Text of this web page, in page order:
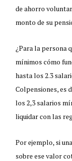
de ahorro
monto de su
¿Para la persona
mínimos cómo
hasta los 2.3
Colpensiones, es
los 2,3 salarios
liquidar con las
Por ejemplo, si
sobre ese valor